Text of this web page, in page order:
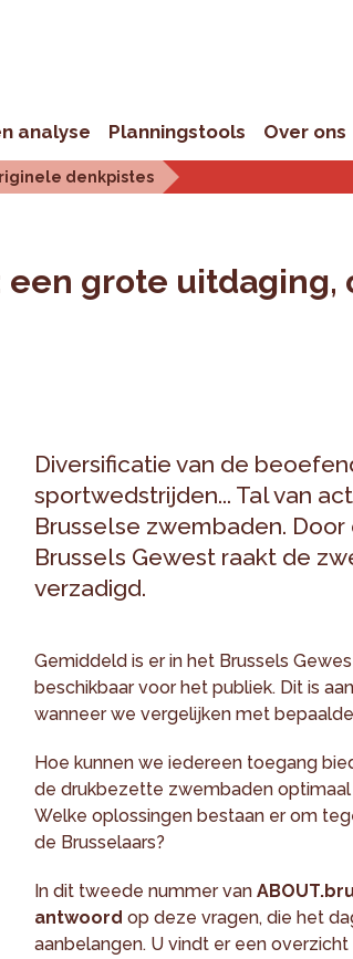
analyse Planningstools Over ons
denkpistes
een grote
Diversificatie van de
sportwedstrijden... Tal van
Brusselse zwembaden.
Brussels Gewest raakt de
verzadigd.
Gemiddeld is er in het Brussels
beschikbaar voor het publiek. Dit is
wanneer we vergelijken met
Hoe kunnen we iedereen toegang
de drukbezette zwembaden
Welke oplossingen bestaan er om
de Brusselaars?
In dit tweede nummer van
antwoord op deze vragen, die het
aanbelangen. U vindt er een